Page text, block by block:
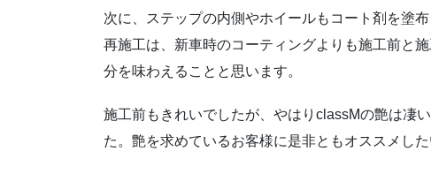
次に、ステップの内側やホイールもコート剤を塗布
再施工は、新車時のコーティングよりも施工前と
分を味わえることと思います。
施工前もきれいでしたが、やはりclassMの艶は凄
た。艶を求めているお客様に是非ともオススメした